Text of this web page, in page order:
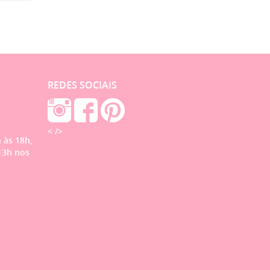
18h,
nos
REDES SOCIAIS
< />